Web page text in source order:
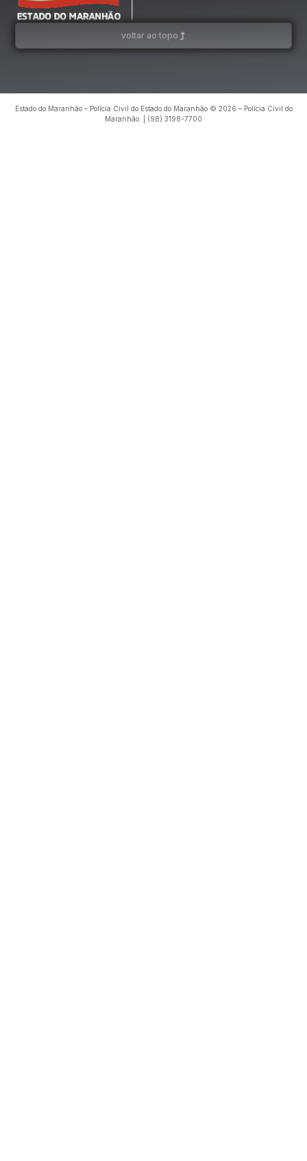
voltar ao topo
Estado do Maranhão – Polícia Civil do Estado do Maranhão © 2026 – Polícia Civil do
Maranhão. | (98) 3198-7700